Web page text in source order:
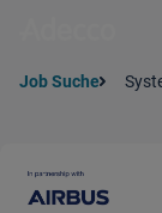
Job Suche